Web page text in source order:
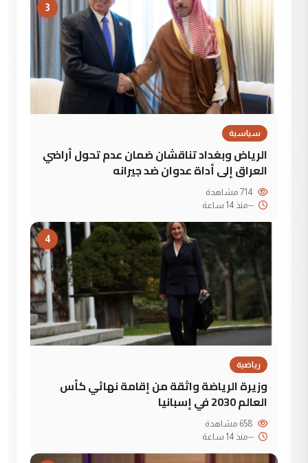
3
سياسية
الرياض وبغداد تناقشان ضمان عدم تحول أراضي
العراق إلى أداة عدوان ضد جيرانه
--منذ 14 ساعة
4
رياضية
وزيرة الرياضة واثقة من إقامة نهائي كأس
العالم 2030 في إسبانيا
--منذ 14 ساعة